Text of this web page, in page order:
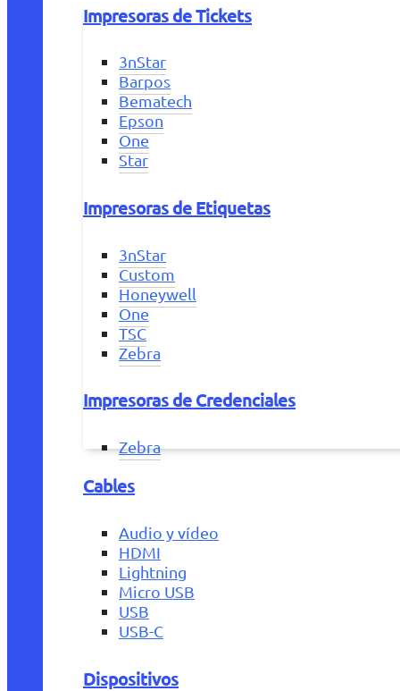
Impresoras de Tickets
3nStar
Barpos
Bematech
Epson
One
Star
Impresoras de Etiquetas
3nStar
Custom
Honeywell
One
TSC
Zebra
Impresoras de Credenciales
Zebra
Cables
Audio y vídeo
HDMI
Lightning
Micro USB
USB
USB-C
Dispositivos